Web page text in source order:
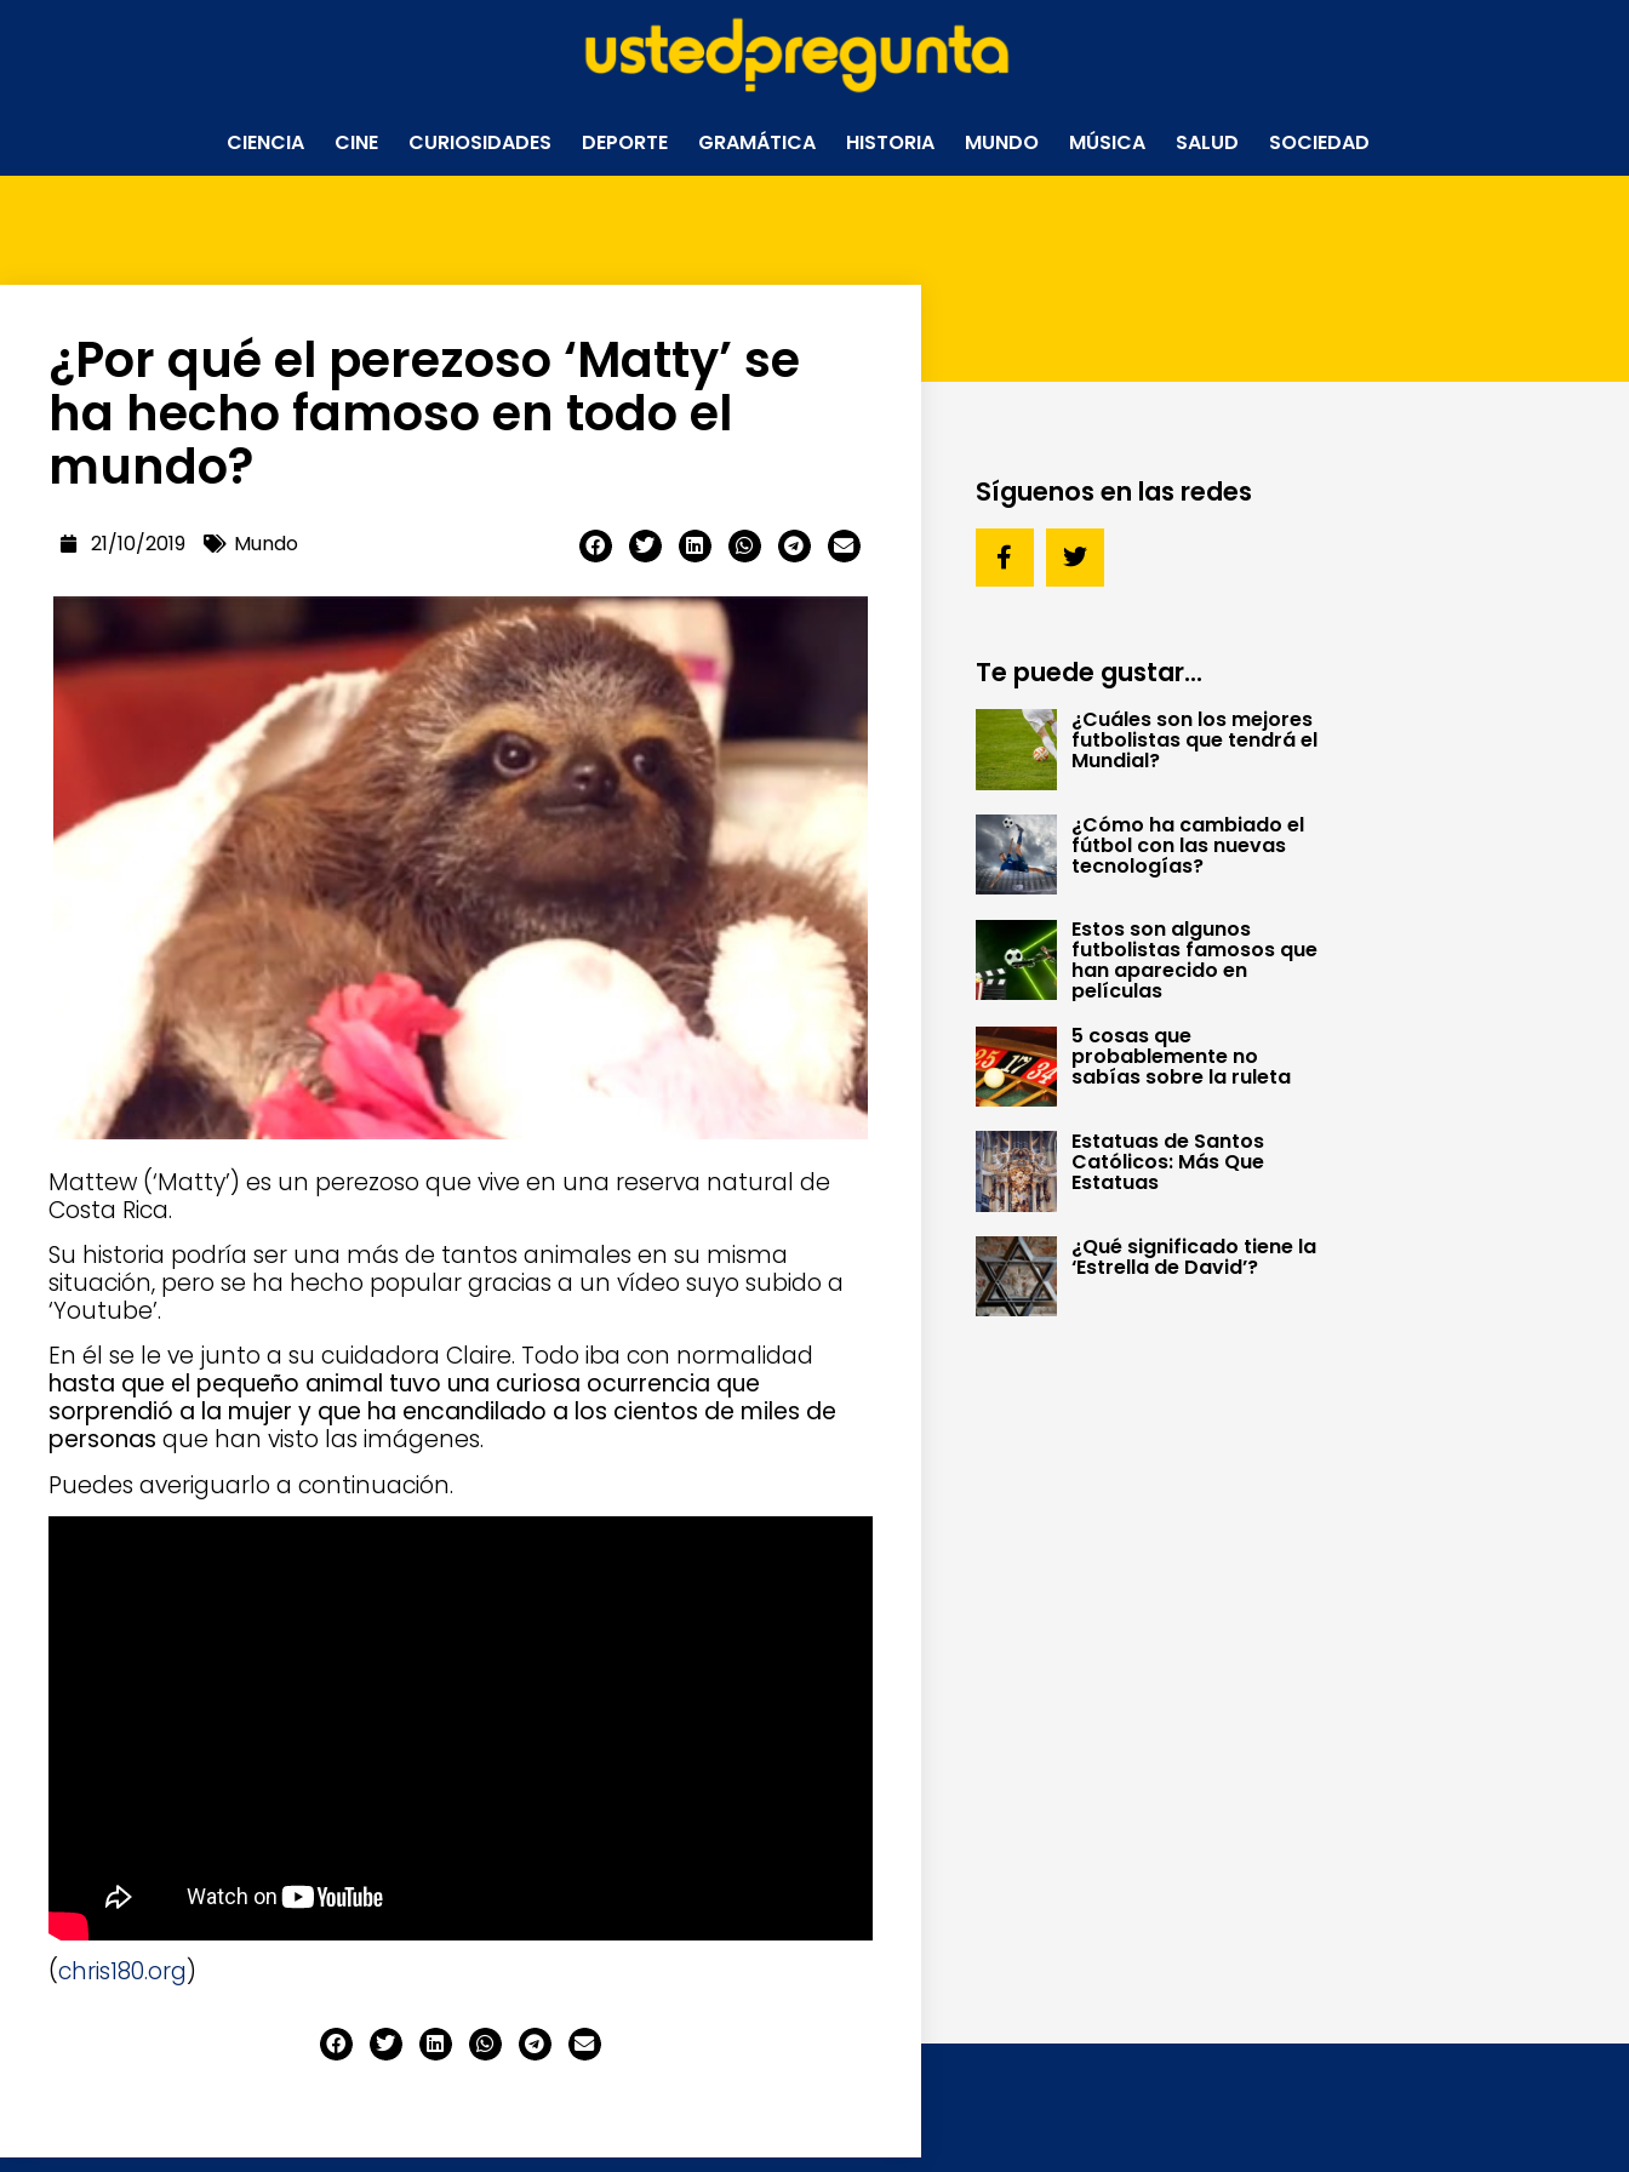
CIENCIA CINE CURIOSIDADES DEPORTE GRAMÁTICA HISTORIA MUNDO MÚSICA SALUD SOCIEDAD
¿Por qué el perezoso ‘Matty’ se
ha hecho famoso en todo el
mundo?
21/10/2019 Mundo
Mattew (‘Matty’) es un perezoso que vive en una reserva natural de
Costa Rica.
Su historia podría ser una más de tantos animales en su misma
situación, pero se ha hecho popular gracias a un vídeo suyo subido a
‘Youtube’.
En él se le ve junto a su cuidadora Claire. Todo iba con normalidad
hasta que el pequeño animal tuvo una curiosa ocurrencia que
sorprendió a la mujer y que ha encandilado a los cientos de miles de
personas que han visto las imágenes.
Puedes averiguarlo a continuación.
(chris180.org)
Síguenos en las redes
Te puede gustar...
¿Cuáles son los mejores
futbolistas que tendrá el
Mundial?
¿Cómo ha cambiado el
fútbol con las nuevas
tecnologías?
Estos son algunos
futbolistas famosos que
han aparecido en
películas
5 cosas que
probablemente no
sabías sobre la ruleta
Estatuas de Santos
Católicos: Más Que
Estatuas
¿Qué significado tiene la
‘Estrella de David’?